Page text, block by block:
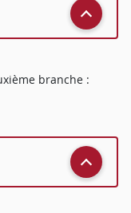
branche :